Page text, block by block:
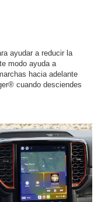
ayudar a reducir la
modo ayuda a
hacia adelante
cuando desciendes